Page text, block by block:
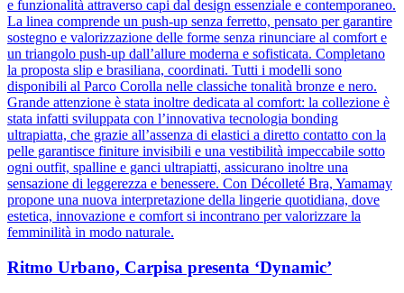
e funzionalità attraverso capi dal design essenziale e contemporaneo.
La linea comprende un push-up senza ferretto, pensato per garantire
sostegno e valorizzazione delle forme senza rinunciare al comfort e
un triangolo push-up dall’allure moderna e sofisticata. Completano
la proposta slip e brasiliana, coordinati. Tutti i modelli sono
disponibili al Parco Corolla nelle classiche tonalità bronze e nero.
Grande attenzione è stata inoltre dedicata al comfort: la collezione è
stata infatti sviluppata con l’innovativa tecnologia bonding
ultrapiatta, che grazie all’assenza di elastici a diretto contatto con la
pelle garantisce finiture invisibili e una vestibilità impeccabile sotto
ogni outfit, spalline e ganci ultrapiatti, assicurano inoltre una
sensazione di leggerezza e benessere. Con Décolleté Bra, Yamamay
propone una nuova interpretazione della lingerie quotidiana, dove
estetica, innovazione e comfort si incontrano per valorizzare la
femminilità in modo naturale.
Ritmo Urbano, Carpisa presenta ‘Dynamic’